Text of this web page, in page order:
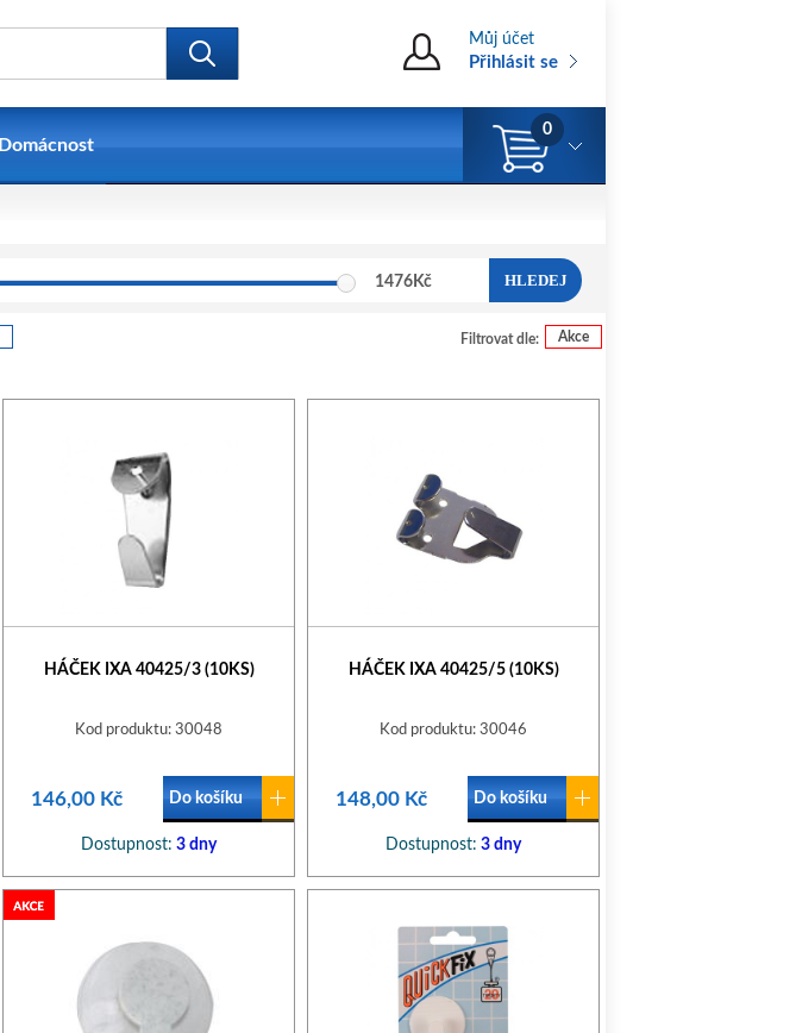
Můj účet
Přihlásit se
Domácnost
0
1476Kč HLEDEJ
Filtrovat dle: Akce
HÁČEK IXA 40425/3 (10KS)
Kod produktu: 30048
146,00 Kč Do košíku
Dostupnost: 3 dny
HÁČEK IXA 40425/5 (10KS)
Kod produktu: 30046
148,00 Kč Do košíku
Dostupnost: 3 dny